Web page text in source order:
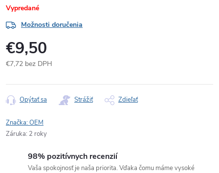
Vypredané
Možnosti doručenia
€9,50
€7,72 bez DPH
cena:
Opýtať sa Strážiť Zdieľať
Značka:OEM
Záruka: 2 roky
98% pozitívnych recenzií
Vaša spokojnosť je naša priorita. Vďaka čomu máme vysoké